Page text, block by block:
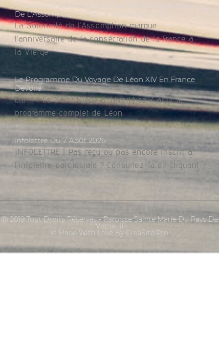
Proposition De Prière Pour La France À L’occasion
De L’Assomption Et De La Venue Du Pape
La Solennité de l’Assomption marque
l’anniversaire de la consécration de la France à
la Vierge
Le Programme Du Voyage De Léon XIV En France
Dévoilé
Enfin ! Le Saint Siège a dévoilé ce 7 août le
programme complet de Léon
Infolettre Du 7 Août 2026
INFOLETTRE | Pas reçu ou pas encore inscrit à
l’infolettre paroissiale ? Consultez-la en cliquant
Ⓒ 2019 Tout Droits Réservés - Paroisse Sainte Marie Du Pays De
Verneuil
© Made With Love By CreaSite.Pro